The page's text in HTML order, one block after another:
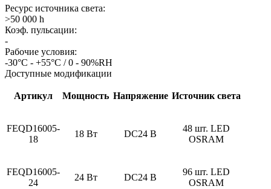
Ресурс источника света:
>50 000 h
Коэф. пульсации:
-
Рабочие условия:
-30°С - +55°С / 0 - 90%RH
Доступные модификации
Артикул Мощность Напряжение Источник света
FEQD16005-
18
18 Вт DC24 В
48 шт. LED
OSRAM
FEQD16005-
24
24 Вт DC24 В
96 шт. LED
OSRAM